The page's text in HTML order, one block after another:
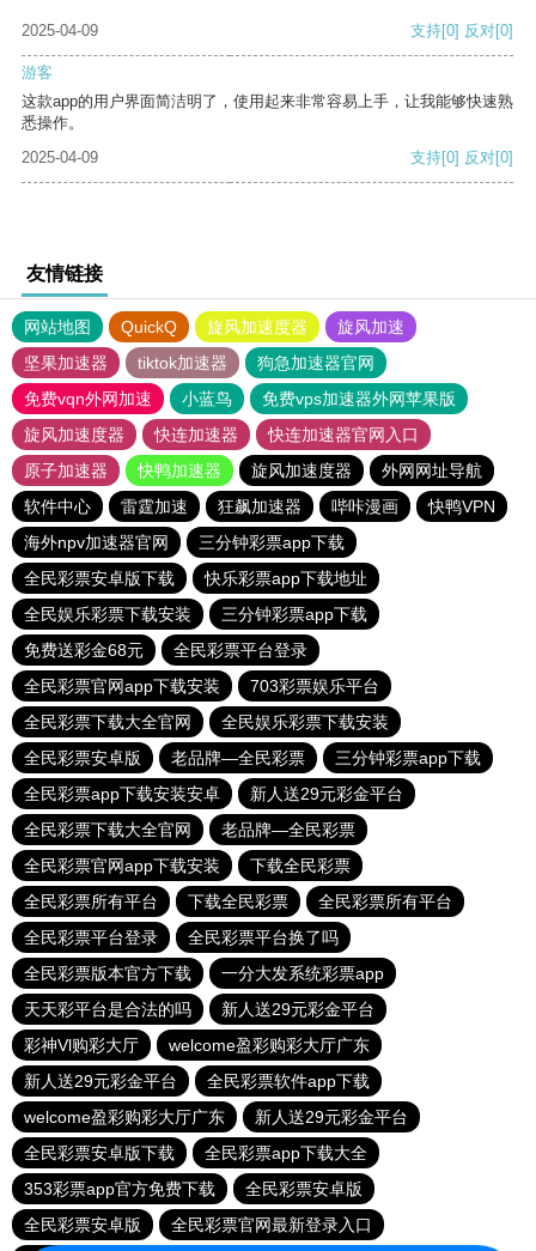
2025-04-09 支持[0] 反对[0]
游客
这款app的用户界面简洁明了，使用起来非常容易上手，让我能够快速熟
悉操作。
2025-04-09
支持[0] 反对[0]
友情链接
网站地图 QuickQ 旋风加速度器
旋风加速
坚果加速器
tiktok加速器
狗急加速器官网
免费vqn外网加速
小蓝鸟
免费vps加速器外网苹果版
旋风加速度器
快连加速器
快连加速器官网入口
原子加速器
快鸭加速器 旋风加速度器
外网网址导航
软件中心
雷霆加速 狂飙加速器 哔咔漫画
快鸭VPN
海外npv加速器官网
三分钟彩票app下载
全民彩票安卓版下载
快乐彩票app下载地址
全民娱乐彩票下载安装
三分钟彩票app下载
免费送彩金68元
全民彩票平台登录
全民彩票官网app下载安装
703彩票娱乐平台
全民彩票下载大全官网
全民娱乐彩票下载安装
全民彩票安卓版
老品牌—全民彩票
三分钟彩票app下载
全民彩票app下载安装安卓
新人送29元彩金平台
全民彩票下载大全官网
老品牌—全民彩票
全民彩票官网app下载安装
下载全民彩票
全民彩票所有平台
下载全民彩票
全民彩票所有平台
全民彩票平台登录
全民彩票平台换了吗
全民彩票版本官方下载
一分大发系统彩票app
天天彩平台是合法的吗
新人送29元彩金平台
彩神Vl购彩大厅
welcome盈彩购彩大厅广东
新人送29元彩金平台
全民彩票软件app下载
welcome盈彩购彩大厅广东
新人送29元彩金平台
全民彩票安卓版下载
全民彩票app下载大全
353彩票app官方免费下载
全民彩票安卓版
全民彩票安卓版
全民彩票官网最新登录入口